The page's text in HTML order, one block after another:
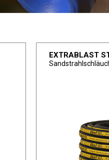
EXTRABLAST